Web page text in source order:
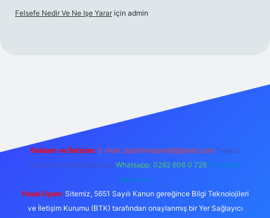
Felsefe Nedir Ve Ne Işe Yarar için admin
Reklam ve İletişim: E-mail: backlinkpaneli@gmail.com Teams:
forumhizmeti@gmail.com Whatsapp: 0262 606 0 726 Telegram:
@karabul
Yasal Uyarı: Sitemiz, 5651 Sayılı Kanun gereğince Bilgi Teknolojileri
ve İletişim Kurumu (BTK) tarafından onaylanmış bir Yer Sağlayıcı